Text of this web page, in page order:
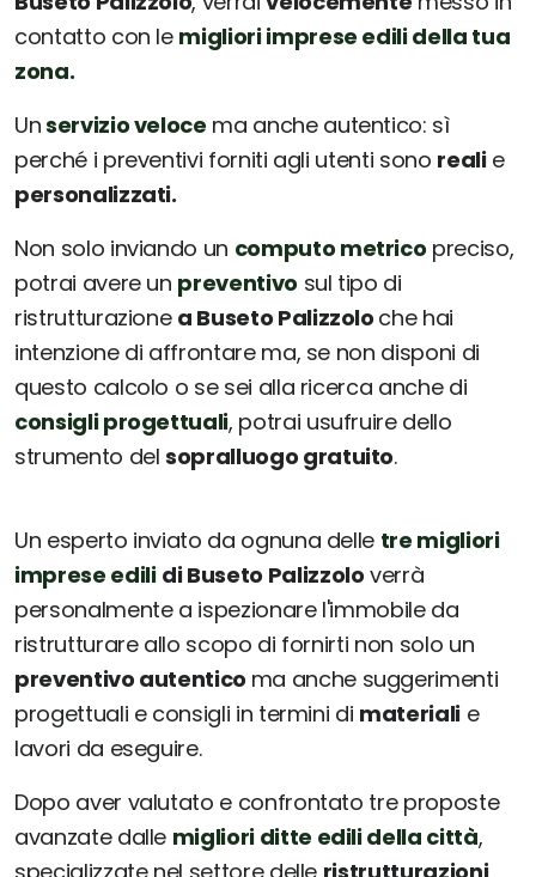
contatto con le migliori imprese edili della tua
zona.
Unservizio veloce ma anche autentico: sì
perché i preventivi forniti agli utenti sono realie
personalizzati.
Non solo inviando un computo metrico preciso,
potrai avere un preventivo sul tipo di
ristrutturazione a Buseto Palizzolo che hai
intenzione di affrontare ma, se non disponi di
questo calcolo o se sei alla ricerca anche di
consigli progettuali, potrai usufruire dello
strumento delsopralluogo gratuito.
Un esperto inviato da ognuna delle tre migliori
imprese edili di Buseto Palizzolo verrà
personalmente a ispezionare l'immobile da
ristrutturare allo scopo di fornirti non solo un
preventivo autentico ma anche suggerimenti
progettuali e consigli in termini di materialie
lavori da eseguire.
Dopo aver valutato e confrontato tre proposte
avanzate dalle migliori ditte edili della città,